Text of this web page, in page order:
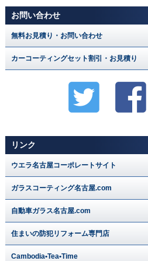
お問い合わせ
無料お見積り・お問い合わせ
カーコーティングセット割引・お見積り
リンク
ウエラ名古屋コーポレートサイト
ガラスコーティング名古屋.com
自動車ガラス名古屋.com
住まいの防犯リフォーム専門店
Cambodia•Tea•Time